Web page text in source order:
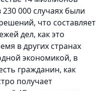
000 случаях были
что составляет
дел, как это
в других странах
экономикой, в
гражданин, как
получает